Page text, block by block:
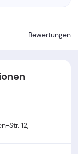
Bewertungen
Str. 12,